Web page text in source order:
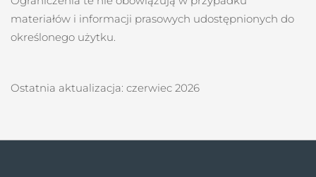
materiałów i informacji prasowych udostępnionych do
określonego użytku.
Ostatnia aktualizacja: czerwiec 2026